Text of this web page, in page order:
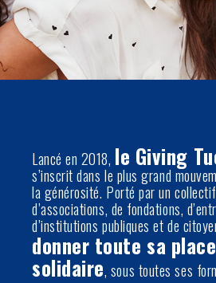
Lancé en 2018, le Giving
s’inscrit dans le plus grand
la générosité. Porté par un
d’associations, de fondations,
d’institutions publiques et de
donner toute sa
solidaire, sous toutes ses